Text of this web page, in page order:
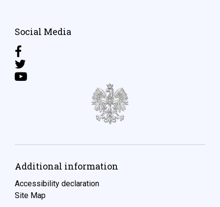
Social Media
Additional information
Accessibility declaration
Site Map